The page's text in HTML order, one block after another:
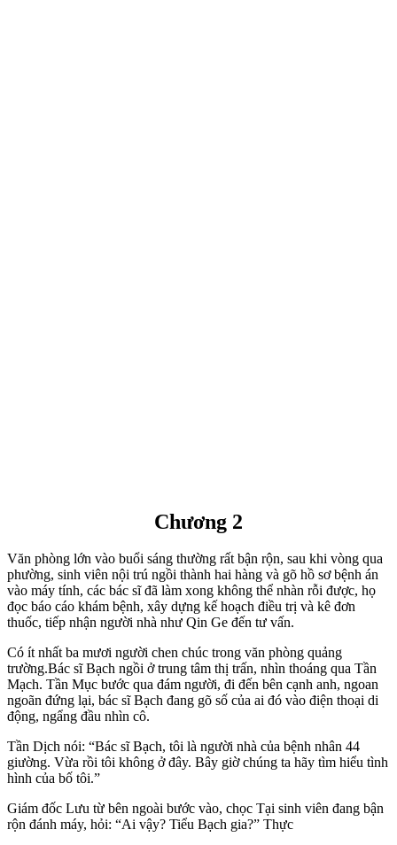
Chương 2
Văn phòng lớn vào buổi sáng thường rất bận rộn, sau khi vòng qua
phường, sinh viên nội trú ngồi thành hai hàng và gõ hồ sơ bệnh án
vào máy tính, các bác sĩ đã làm xong không thể nhàn rỗi được, họ
đọc báo cáo khám bệnh, xây dựng kế hoạch điều trị và kê đơn
thuốc, tiếp nhận người nhà như Qin Ge đến tư vấn.
Có ít nhất ba mươi người chen chúc trong văn phòng quảng
trường.Bác sĩ Bạch ngồi ở trung tâm thị trấn, nhìn thoáng qua Tần
Mạch. Tần Mục bước qua đám người, đi đến bên cạnh anh, ngoan
ngoãn đứng lại, bác sĩ Bạch đang gõ số của ai đó vào điện thoại di
động, ngẩng đầu nhìn cô.
Tần Dịch nói: “Bác sĩ Bạch, tôi là người nhà của bệnh nhân 44
giường. Vừa rồi tôi không ở đây. Bây giờ chúng ta hãy tìm hiểu tình
hình của bố tôi.”
Giám đốc Lưu từ bên ngoài bước vào, chọc Tại sinh viên đang bận
rộn đánh máy, hỏi: “Ai vậy? Tiểu Bạch gia?” Thực